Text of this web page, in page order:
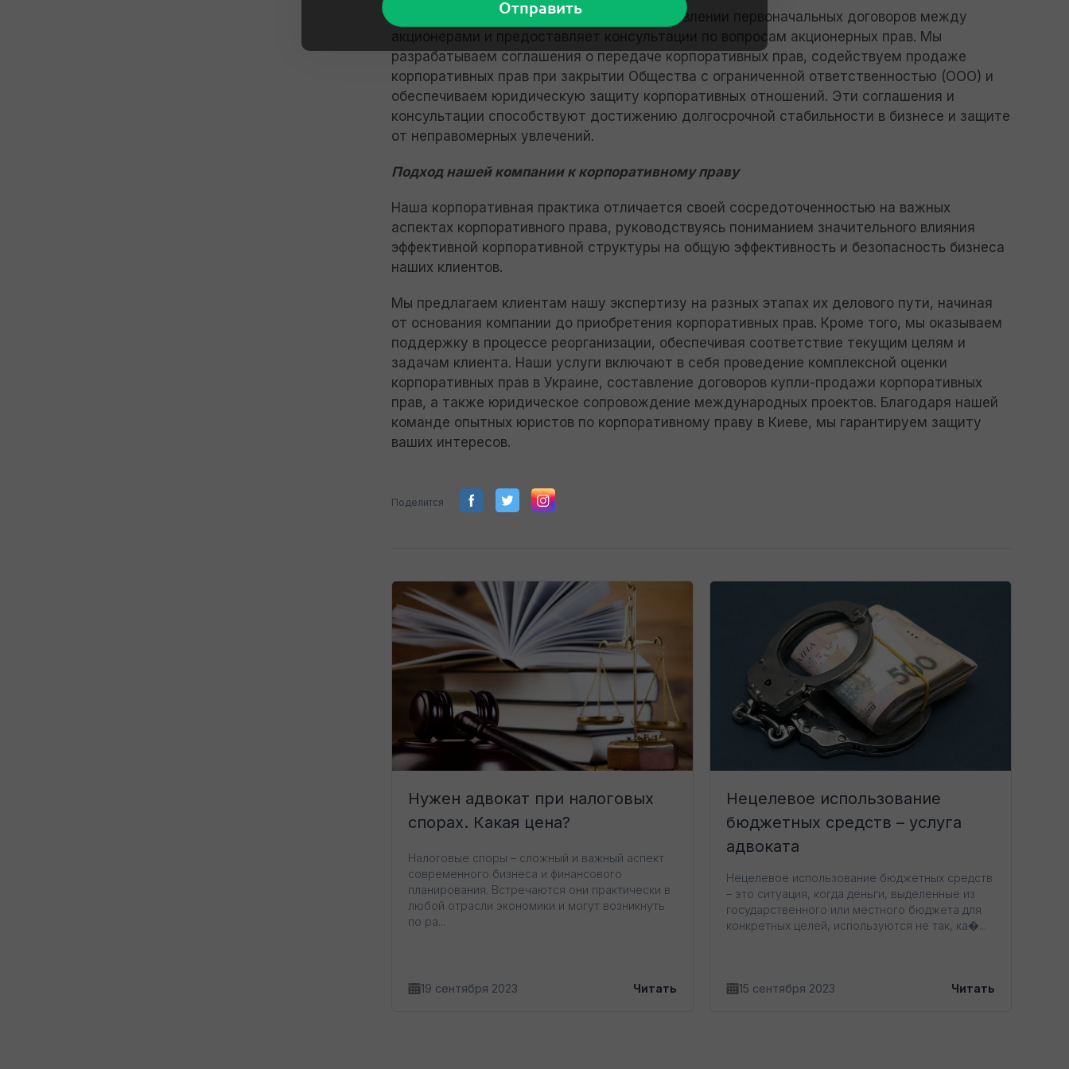
Наша команда принимает участие в составлении первоначальных договоров между
акционерами и предоставляет консультации по вопросам акционерных прав. Мы
разрабатываем соглашения о передаче корпоративных прав, содействуем продаже
корпоративных прав при закрытии Общества с ограниченной ответственностью (ООО) и
обеспечиваем юридическую защиту корпоративных отношений. Эти соглашения и
консультации способствуют достижению долгосрочной стабильности в бизнесе и защите
от неправомерных увлечений.
Подход нашей компании к корпоративному праву
Наша корпоративная практика отличается своей сосредоточенностью на важных
аспектах корпоративного права, руководствуясь пониманием значительного влияния
эффективной корпоративной структуры на общую эффективность и безопасность бизнеса
наших клиентов.
Мы предлагаем клиентам нашу экспертизу на разных этапах их делового пути, начиная
от основания компании до приобретения корпоративных прав. Кроме того, мы оказываем
поддержку в процессе реорганизации, обеспечивая соответствие текущим целям и
задачам клиента. Наши услуги включают в себя проведение комплексной оценки
корпоративных прав в Украине, составление договоров купли-продажи корпоративных
прав, а также юридическое сопровождение международных проектов. Благодаря нашей
команде опытных юристов по корпоративному праву в Киеве, мы гарантируем защиту
ваших интересов.
Поделится
Нужен адвокат при налоговых
спорах. Какая цена?
Налоговые споры – сложный и важный аспект
современного бизнеса и финансового
планирования. Встречаются они практически в
любой отрасли экономики и могут возникнуть
по ра...
19 сентября 2023 Читать
Нецелевое использование
бюджетных средств – услуга
адвоката
Нецелевое использование бюджетных средств
– это ситуация, когда деньги, выделенные из
государственного или местного бюджета для
конкретных целей, используются не так, ка�...
15 сентября 2023 Читать